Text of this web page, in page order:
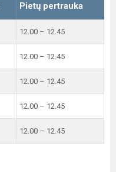
Pietų pertrauka
12.00 – 12.45
12.00 – 12.45
12.00 – 12.45
12.00 – 12.45
12.00 – 12.45